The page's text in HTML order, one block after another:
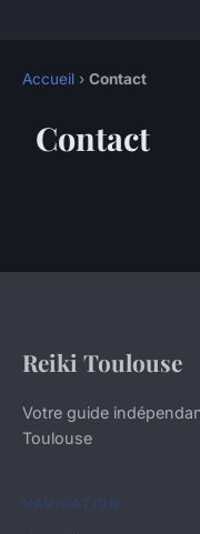
Accueil › Contact
Contact
Reiki Toulouse
Votre guide
Toulouse
NAVIGATION